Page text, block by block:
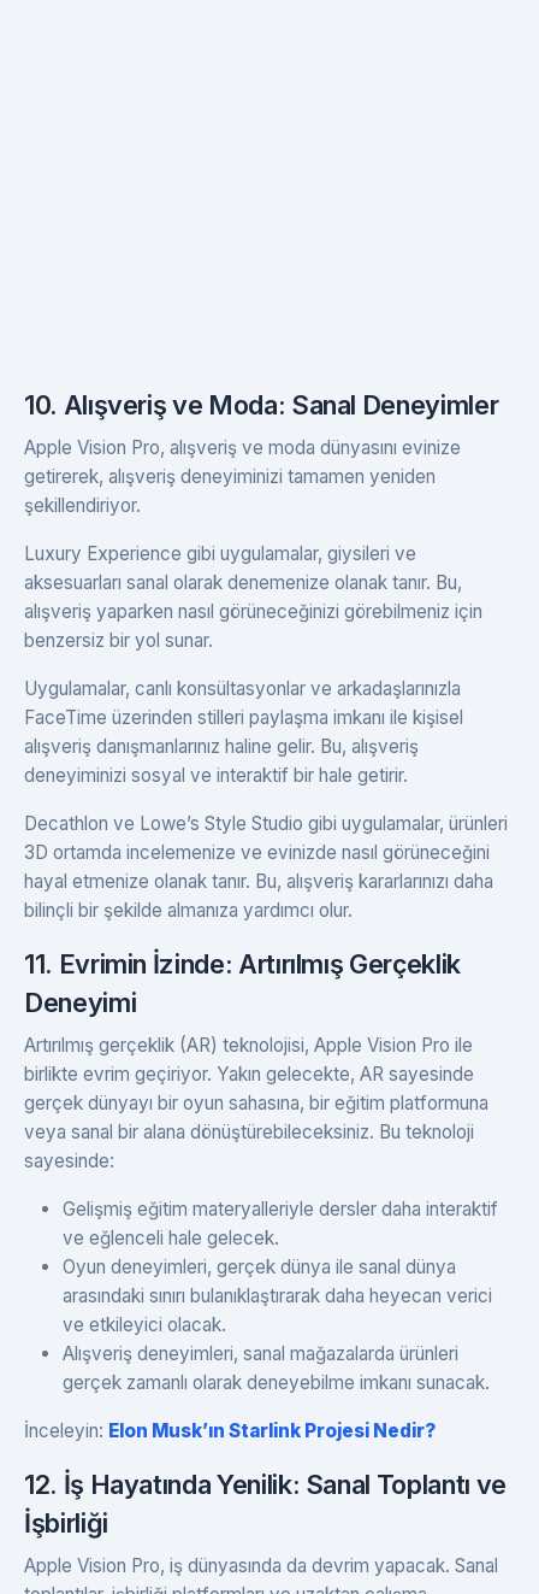
10. Alışveriş ve Moda: Sanal Deneyimler
Apple Vision Pro, alışveriş ve moda dünyasını evinize
getirerek, alışveriş deneyiminizi tamamen yeniden
şekillendiriyor.
Luxury Experience gibi uygulamalar, giysileri ve
aksesuarları sanal olarak denemenize olanak tanır. Bu,
alışveriş yaparken nasıl görüneceğinizi görebilmeniz için
benzersiz bir yol sunar.
Uygulamalar, canlı konsültasyonlar ve arkadaşlarınızla
FaceTime üzerinden stilleri paylaşma imkanı ile kişisel
alışveriş danışmanlarınız haline gelir. Bu, alışveriş
deneyiminizi sosyal ve interaktif bir hale getirir.
Decathlon ve Lowe’s Style Studio gibi uygulamalar, ürünleri
3D ortamda incelemenize ve evinizde nasıl görüneceğini
hayal etmenize olanak tanır. Bu, alışveriş kararlarınızı daha
bilinçli bir şekilde almanıza yardımcı olur.
11. Evrimin İzinde: Artırılmış Gerçeklik
Deneyimi
Artırılmış gerçeklik (AR) teknolojisi, Apple Vision Pro ile
birlikte evrim geçiriyor. Yakın gelecekte, AR sayesinde
gerçek dünyayı bir oyun sahasına, bir eğitim platformuna
veya sanal bir alana dönüştürebileceksiniz. Bu teknoloji
sayesinde:
Gelişmiş eğitim materyalleriyle dersler daha interaktif
ve eğlenceli hale gelecek.
Oyun deneyimleri, gerçek dünya ile sanal dünya
arasındaki sınırı bulanıklaştırarak daha heyecan verici
ve etkileyici olacak.
Alışveriş deneyimleri, sanal mağazalarda ürünleri
gerçek zamanlı olarak deneyebilme imkanı sunacak.
İnceleyin: Elon Musk’ın Starlink Projesi Nedir?
12. İş Hayatında Yenilik: Sanal Toplantı ve
İşbirliği
Apple Vision Pro, iş dünyasında da devrim yapacak. Sanal